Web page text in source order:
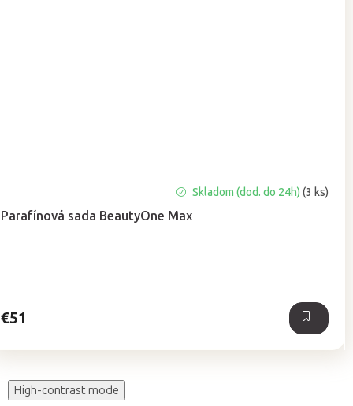
Parafínová sada BeautyOne Max
hodnotenie
produktu
Skladom (dod. do 24h)(3 ks)
€51
High-contrast mode